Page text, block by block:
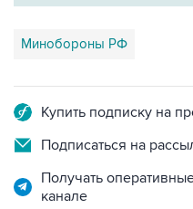
Минобороны РФ
Купить подписку на
Подписаться на
Получать
канале